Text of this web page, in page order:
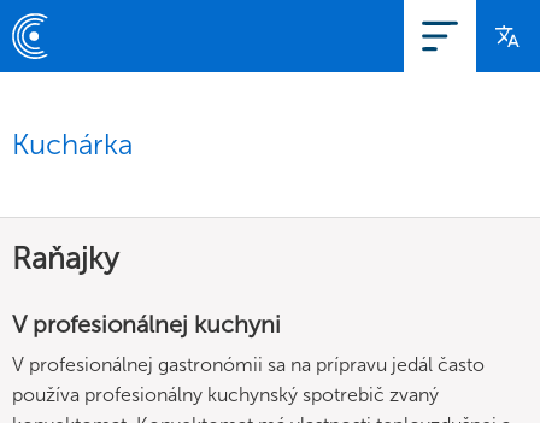
Kuchárka
Raňajky
V profesionálnej kuchyni
V profesionálnej gastronómii sa na prípravu jedál často
používa profesionálny kuchynský spotrebič zvaný